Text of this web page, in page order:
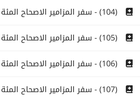
(104) - سفر المزامير الاصحاح المئة والرابع
(105) - سفر المزامير الاصحاح المئة والخامس
(106) - سفر المزامير الاصحاح المئة والسادس
(107) - سفر المزامير الاصحاح المئة والسابع